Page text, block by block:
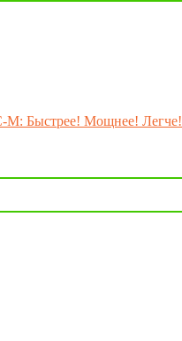
M: Быстрее! Мощнее! Легче!